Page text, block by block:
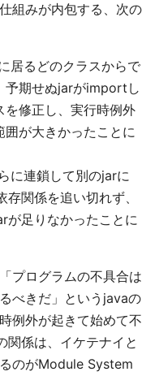
組みが内包する、次の
居るどのクラスからで
予期せぬjarがimportし
を修正し、実行時例外
が大きかったことに
に連鎖して別のjarに
関係を追い切れず、
が足りなかったことに
プログラムの不具合は
べきだ」というjavaの
例外が起きて始めて不
係は、イケテナイと
のがModule System